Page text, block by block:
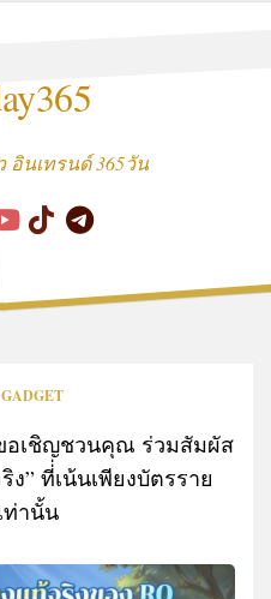
อินเทรนด์ 365วัน
ขอเชิญชวนคุณ ร่วมสัมผัส
” ที่่เน้นเพียงบัตรราย
ท่านั้น